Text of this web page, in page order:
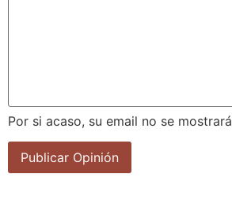
Por si acaso, su email no se mostrará